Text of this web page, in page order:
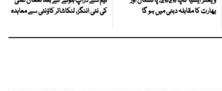
بھارت کا مقابلہ دبئی میں ہو گا
کی نئی اننگز، لنکاشائر کاؤنٹی سے معاہدہ